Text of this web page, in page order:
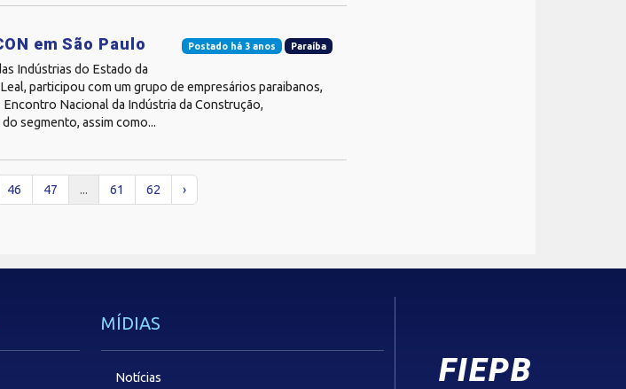
Postado há 3 anos Paraíba
em São Paulo
Indústrias do Estado da
participou com um grupo de empresários paraibanos,
Nacional da Indústria da Construção,
segmento, assim como...
46 47 ... 61 62 ›
MÍDIAS
Notícias FIEPB